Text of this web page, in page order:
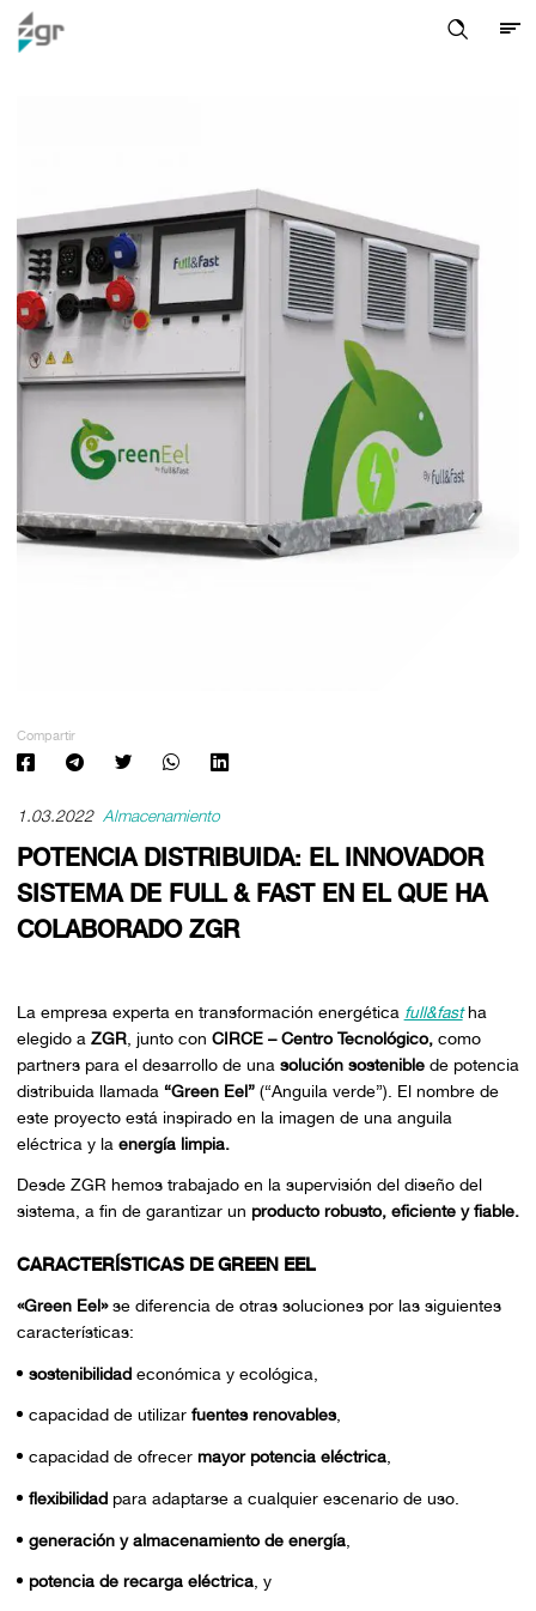
Compartir
1.03.2022 Almacenamiento
POTENCIA DISTRIBUIDA: EL INNOVADOR
SISTEMA DE FULL & FAST EN EL QUE HA
COLABORADO ZGR
La empresa experta en transformación energética full&fastha
elegido a ZGR, junto con CIRCE – Centro Tecnológico,como
partners para el desarrollo de una solución sosteniblede potencia
distribuida llamada “Green Eel” (“Anguila verde”). El nombre de
este proyecto está inspirado en la imagen de una anguila
eléctrica y la energía limpia.
Desde ZGR hemos trabajado en la supervisión del diseño del
sistema, a fin de garantizar un producto robusto, eficiente y fiable.
CARACTERÍSTICAS DE GREEN EEL
«Green Eel»se diferencia de otras soluciones por las siguientes
características:
sostenibilidadeconómica y ecológica,
capacidad de utilizarfuentes renovables,
capacidad de ofrecer mayor potencia eléctrica,
flexibilidadpara adaptarse a cualquier escenario de uso.
generación y almacenamiento de energía,
potencia de recarga eléctrica, y